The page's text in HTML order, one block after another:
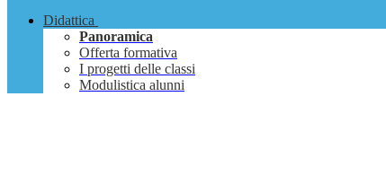
Didattica
Panoramica
Offerta formativa
I progetti delle classi
Modulistica alunni